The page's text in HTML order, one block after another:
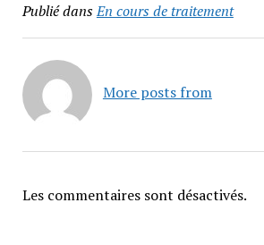
Publié dansEn cours de traitement
More posts from
Les commentaires sont désactivés.